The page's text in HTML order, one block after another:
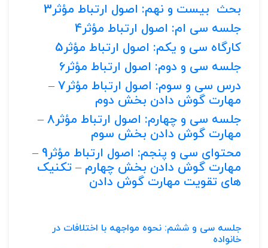
بحث بیست و نهم: اصول ارتباط مؤثر3
جلسه سی ام: اصول ارتباط مؤثر4
کارگاه سی و یکم: اصول ارتباط مؤثر5
جلسه سی و دوم: اصول ارتباط مؤثر6
درس سی و سوم: اصول ارتباط مؤثر7 –
مهارت گوش دادن بخش دوم
جلسه سی و چهارم: اصول ارتباط مؤثر8 –
مهارت گوش دادن بخش سوم
محتوای سی و پنجم: اصول ارتباط مؤثر9 –
مهارت گوش دادن بخش چهارم – تکنیک
های تقویت مهارت گوش دادن
جلسه سی و ششم: نحوه مواجهه با اختلافات در
خانواده